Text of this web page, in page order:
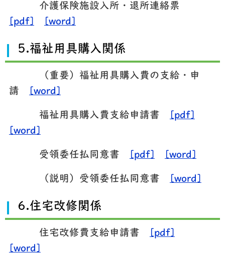
介護保険施設入所・退所連絡票
[pdf]
[word]
5.福祉用具購入関係
（重要）福祉用具購入費の支給・申
請
[word]
福祉用具購入費支給申請書
[pdf]
[word]
受領委任払同意書 [pdf] [word]
（説明）受領委任払同意書 [word]
6.住宅改修関係
住宅改修費支給申請書
[pdf]
[word]